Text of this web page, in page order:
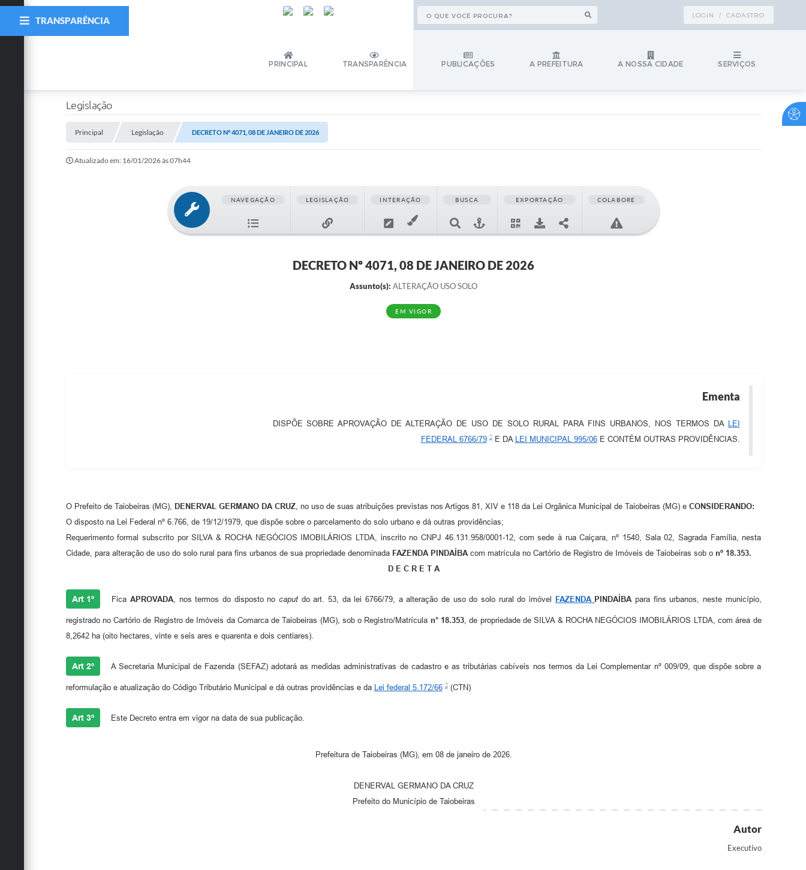
LOGIN / CADASTRO
PRINCIPAL TRANSPARÊNCIA PUBLICAÇÕES A PREFEITURA A NOSSA CIDADE SERVIÇOS
TRANSPARÊNCIA
Legislação
Principal Legislação DECRETO Nº 4071, 08 DE JANEIRO DE 2026
Atualizado em: 16/01/2026 às 07h44
NAVEGAÇÃO LEGISLAÇÃO INTERAÇÃO BUSCA EXPORTAÇÃO COLABORE
DECRETO Nº 4071, 08 DE JANEIRO DE 2026
Assunto(s): ALTERAÇÃO USO SOLO
EM VIGOR
Ementa
DISPÕE SOBRE APROVAÇÃO DE ALTERAÇÃO DE USO DE SOLO RURAL PARA FINS URBANOS, NOS TERMOS DA LEI
FEDERAL 6766/79 E DA LEI MUNICIPAL 995/06E CONTÉM OUTRAS PROVIDÊNCIAS.
O Prefeito de Taiobeiras (MG), DENERVAL GERMANO DA CRUZ, no uso de suas atribuições previstas nos Artigos 81, XIV e 118 da Lei Orgânica Municipal de Taiobeiras (MG) e CONSIDERANDO:
O disposto na Lei Federal nº 6.766, de 19/12/1979, que dispõe sobre o parcelamento do solo urbano e dá outras providências;
Requerimento formal subscrito por SILVA & ROCHA NEGÓCIOS IMOBILÁRIOS LTDA, inscrito no CNPJ 46.131.958/0001-12, com sede à rua Caiçara, nº 1540, Sala 02, Sagrada Família, nesta
Cidade, para alteração de uso do solo rural para fins urbanos de sua propriedade denominadaFAZENDA PINDAÍBAcom matrícula no Cartório de Registro de Imóveis de Taiobeiras sob o nº 18.353.
D E C R E T A
Art 1º Fica APROVADA, nos termos do disposto no caputdo art. 53, da lei 6766/79, a alteração de uso do solo rural do imóvel FAZENDA PINDAÍBA para fins urbanos, neste município,
registrado no Cartório de Registro de Imóveis da Comarca de Taiobeiras (MG), sob o Registro/Matrícula n° 18.353 , de propriedade de SILVA & ROCHA NEGÓCIOS IMOBILÁRIOS LTDA, com área de
8,2642 ha (oito hectares, vinte e seis ares e quarenta e dois centiares).
Art 2º A Secretaria Municipal de Fazenda (SEFAZ) adotará as medidas administrativas de cadastro e as tributárias cabíveis nos termos da Lei Complementar nº 009/09, que dispõe sobre a
reformulação e atualização do Código Tributário Municipal e dá outras providências e da Lei federal 5.172/66 (CTN)
Art 3º Este Decreto entra em vigor na data de sua publicação.
Prefeitura de Taiobeiras (MG), em 08 de janeiro de 2026.
DENERVAL GERMANO DA CRUZ
Prefeito do Município de Taiobeiras
Autor
Executivo